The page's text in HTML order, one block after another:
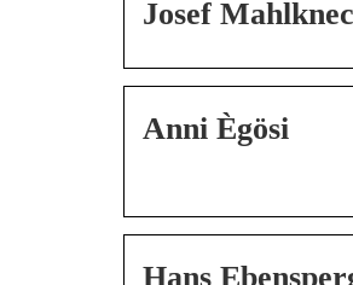
Josef
Anni Ègösi
Hans